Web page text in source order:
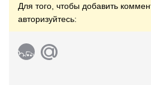
Для того, чтобы добавить
авторизуйтесь: